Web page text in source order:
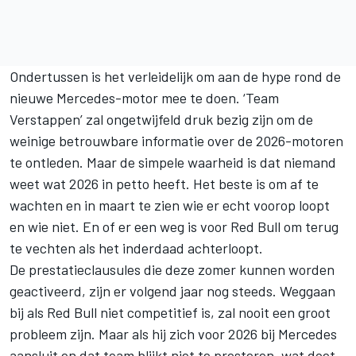
Ondertussen is het verleidelijk om aan de hype rond de
nieuwe Mercedes-motor mee te doen. ‘Team
Verstappen’ zal ongetwijfeld druk bezig zijn om de
weinige betrouwbare informatie over de 2026-motoren
te ontleden. Maar de simpele waarheid is dat niemand
weet wat 2026 in petto heeft. Het beste is om af te
wachten en in maart te zien wie er echt voorop loopt
en wie niet. En of er een weg is voor Red Bull om terug
te vechten als het inderdaad achterloopt.
De prestatieclausules die deze zomer kunnen worden
geactiveerd, zijn er volgend jaar nog steeds. Weggaan
bij als Red Bull niet competitief is, zal nooit een groot
probleem zijn. Maar als hij zich voor 2026 bij Mercedes